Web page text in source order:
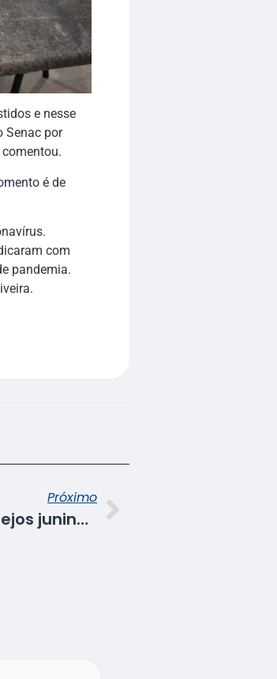
e nesse
Senac por
é de
com
pandemia.
Próximo
Senac mantém magia dos festejos juninos em lives “São João Sem Sair de Casa”